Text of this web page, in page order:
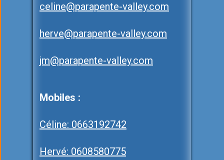
celine@parapente-valley.com
herve@parapente-valley.com
jm@parapente-valley.com
Mobiles :
Céline: 0663192742
Hervé: 0608580775